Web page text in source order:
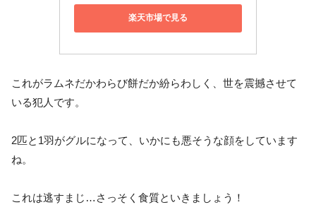
楽天市場で見る
これがラムネだかわらび餅だか紛らわしく、世を震撼させて
いる犯人です。
2匹と1羽がグルになって、いかにも悪そうな顔をしています
ね。
これは逃すまじ…さっそく食質といきましょう！